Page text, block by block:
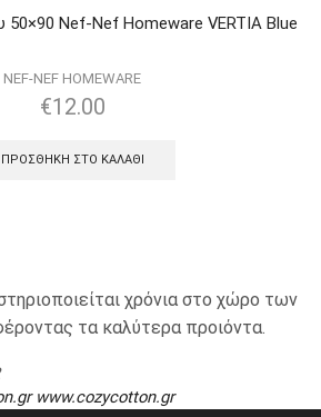
Nef-Nef Homeware VERTIA Blue
NEF-NEF HOMEWARE
€12.00
ΠΡΟΣΘΉΚΗ ΣΤΟ ΚΑΛΆΘΙ
χρόνια στο χώρο των
τα καλύτερα προιόντα.
www.cozycotton.gr